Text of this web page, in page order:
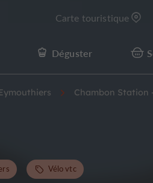
Carte touristique
Déguster
Chambon Station
Vélo vtc